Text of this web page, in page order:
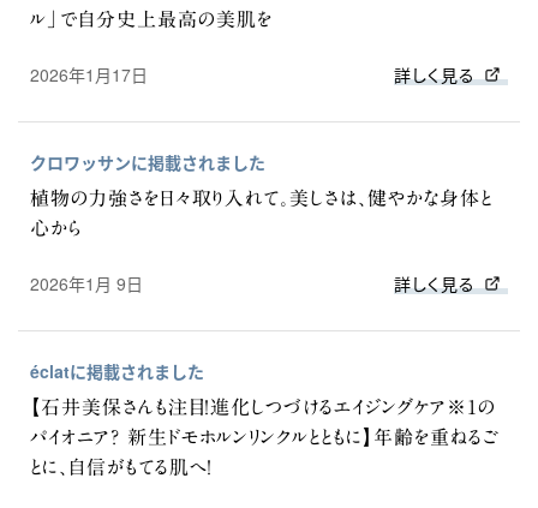
ル」で自分史上最高の美肌を
2026年1月17日 詳しく見る
クロワッサンに掲載されました
植物の力強さを日々取り入れて。美しさは、健やかな身体と
心から
2026年1月 9日 詳しく見る
éclatに掲載されました
【石井美保さんも注目！進化しつづけるエイジングケア※1の
パイオニア? 新生ドモホルンリンクルとともに】年齢を重ねるご
とに、自信がもてる肌へ！